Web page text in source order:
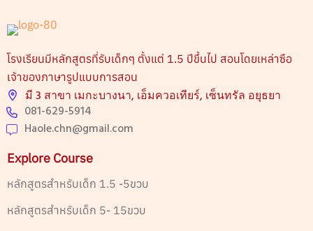
โรงเรียนมีหลักสูตรที่รับเด็กๆ ตั้งแต่ 1.5 ปีขึ้นไป สอนโดยเหล่าซือ
เจ้าของภาษารูปแบบการสอน
มี 3 สาขา เมกะบางนา, เอ็มควอเทียร์, เซ็นทรัล อยุธยา
081-629-5914
Haole.chn@gmail.com
Explore Course
หลักสูตรสำหรับเด็ก 1.5 -5ขวบ
หลักสูตรสำหรับเด็ก 5- 15ขวบ